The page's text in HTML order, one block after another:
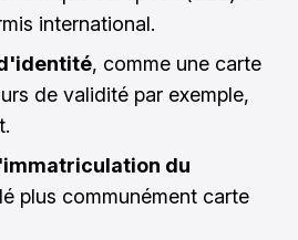
international.
, comme une carte
de validité par exemple,
du
plus communément carte